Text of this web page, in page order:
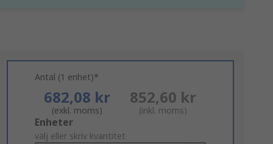
Antal (1 enhet)*
682,08 kr
(exkl. moms)
852,60 kr
(inkl. moms)
Add
to
Enheter
välj eller skriv kvantitet